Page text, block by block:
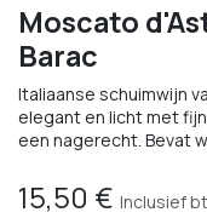
Moscato
Barac
Italiaanse schuimwijn
elegant en licht met
een nagerecht. Bevat
15,50 € Inclusief